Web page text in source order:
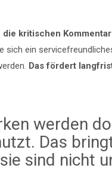
kritischen
sich ein
Das fördert
werden
Das
sind nicht